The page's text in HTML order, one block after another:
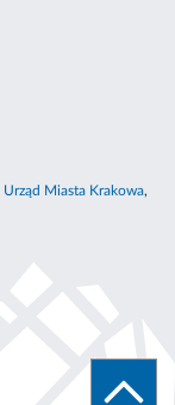
Urząd Miasta Krakowa,